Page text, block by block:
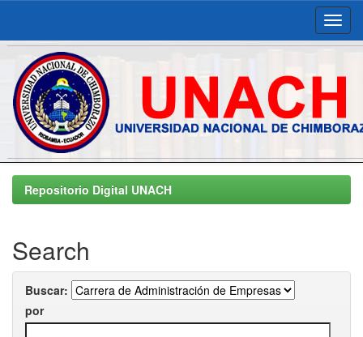
Skip
navigationRepositorio Digital UNACH
Search
Buscar:
por